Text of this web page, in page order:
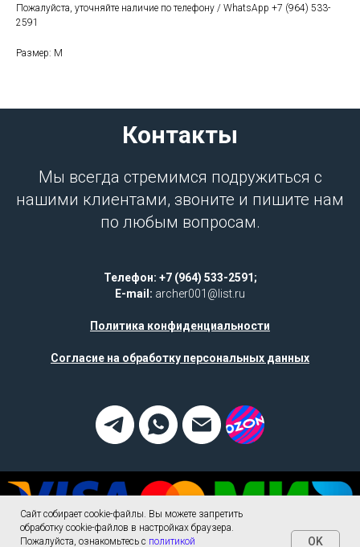
Пожалуйста, уточняйте наличие по телефону / WhatsApp +7 (964) 533-
2591
Размер: M
Контакты
Мы всегда стремимся подружиться с
нашими клиентами, звоните и пишите нам
по любым вопросам.
Телефон: +7 (964) 533-2591;
E-mail: archer001@list.ru
Политика конфиденциальности
Согласие на обработку персональных данных
Сайт собирает cookie-файлы. Вы можете запретить
обработку cookie-файлов в настройках браузера.
Пожалуйста, ознакомьтесь с политикой OK